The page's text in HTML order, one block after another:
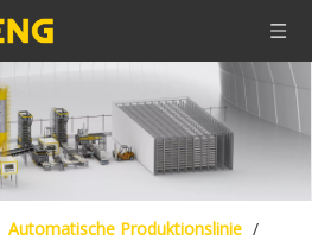
Automatische Produktionslinie /